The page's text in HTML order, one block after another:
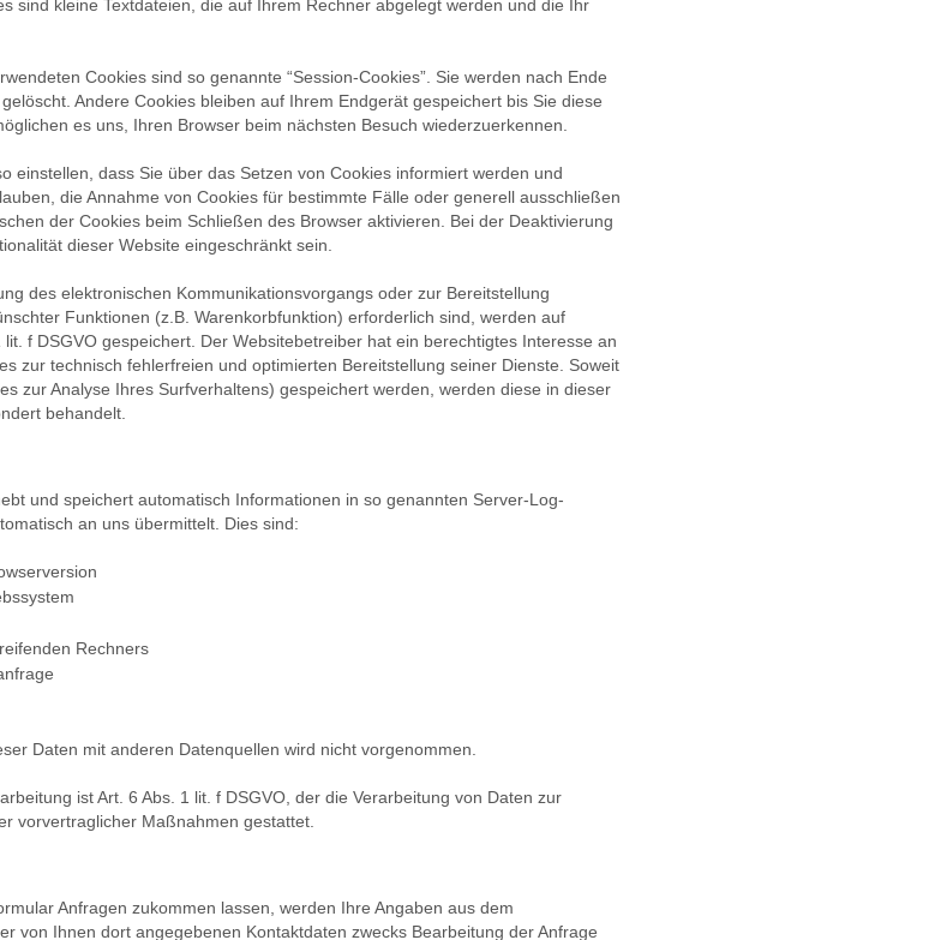
sind kleine Textdateien, die auf Ihrem Rechner abgelegt werden und die Ihr
Cookies sind so genannte “Session-Cookies”. Sie werden nach Ende
Andere Cookies bleiben auf Ihrem Endgerät gespeichert bis Sie diese
es uns, Ihren Browser beim nächsten Besuch wiederzuerkennen.
einstellen, dass Sie über das Setzen von Cookies informiert werden und
die Annahme von Cookies für bestimmte Fälle oder generell ausschließen
der Cookies beim Schließen des Browser aktivieren. Bei der Deaktivierung
dieser Website eingeschränkt sein.
des elektronischen Kommunikationsvorgangs oder zur Bereitstellung
Funktionen (z.B. Warenkorbfunktion) erforderlich sind, werden auf
f DSGVO gespeichert. Der Websitebetreiber hat ein berechtigtes Interesse an
zur technisch fehlerfreien und optimierten Bereitstellung seiner Dienste. Soweit
zur Analyse Ihres Surfverhaltens) gespeichert werden, werden diese in dieser
behandelt.
und speichert automatisch Informationen in so genannten Server-Log-
an uns übermittelt. Dies sind:
Rechners
Daten mit anderen Datenquellen wird nicht vorgenommen.
ist Art. 6 Abs. 1 lit. f DSGVO, der die Verarbeitung von Daten zur
vorvertraglicher Maßnahmen gestattet.
Anfragen zukommen lassen, werden Ihre Angaben aus dem
von Ihnen dort angegebenen Kontaktdaten zwecks Bearbeitung der Anfrage